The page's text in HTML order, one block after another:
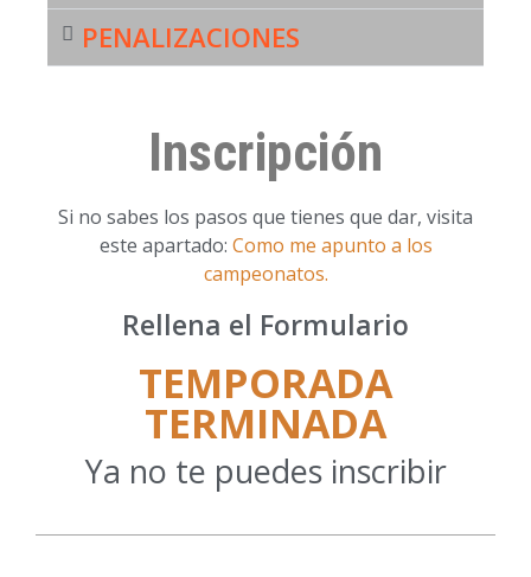
PENALIZACIONES
Inscripción
Si no sabes los pasos que tienes que dar, visita
este apartado: Como me apunto a los
campeonatos.
Rellena el Formulario
TEMPORADA
TERMINADA
Ya no te puedes inscribir